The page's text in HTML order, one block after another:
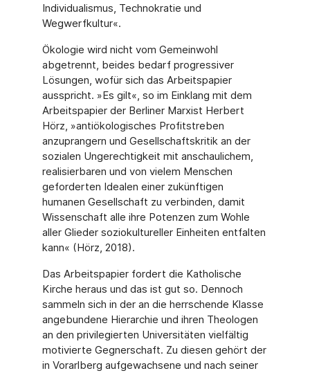
Individualismus, Technokratie und
Wegwerfkultur«.
Ökologie wird nicht vom Gemeinwohl
abgetrennt, beides bedarf progressiver
Lösungen, wofür sich das Arbeitspapier
ausspricht. »Es gilt«, so im Einklang mit dem
Arbeitspapier der Berliner Marxist Herbert
Hörz, »antiökologisches Profitstreben
anzuprangern und Gesellschaftskritik an der
sozialen Ungerechtigkeit mit anschaulichem,
realisierbaren und von vielem Menschen
geforderten Idealen einer zukünftigen
humanen Gesellschaft zu verbinden, damit
Wissenschaft alle ihre Potenzen zum Wohle
aller Glieder soziokultureller Einheiten entfalten
kann« (Hörz, 2018).
Das Arbeitspapier fordert die Katholische
Kirche heraus und das ist gut so. Dennoch
sammeln sich in der an die herrschende Klasse
angebundene Hierarchie und ihren Theologen
an den privilegierten Universitäten vielfältig
motivierte Gegnerschaft. Zu diesen gehört der
in Vorarlberg aufgewachsene und nach seiner